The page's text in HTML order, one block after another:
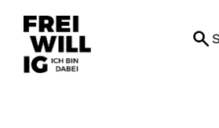
content